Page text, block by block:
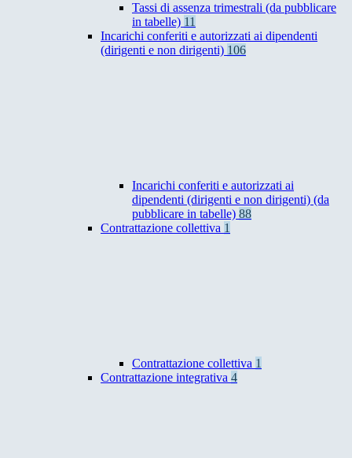
Tassi di assenza trimestrali (da pubblicare
in tabelle) 11
Incarichi conferiti e autorizzati ai dipendenti
(dirigenti e non dirigenti) 106
Incarichi conferiti e autorizzati ai
dipendenti (dirigenti e non dirigenti) (da
pubblicare in tabelle) 88
Contrattazione collettiva 1
Contrattazione collettiva 1
Contrattazione integrativa 4